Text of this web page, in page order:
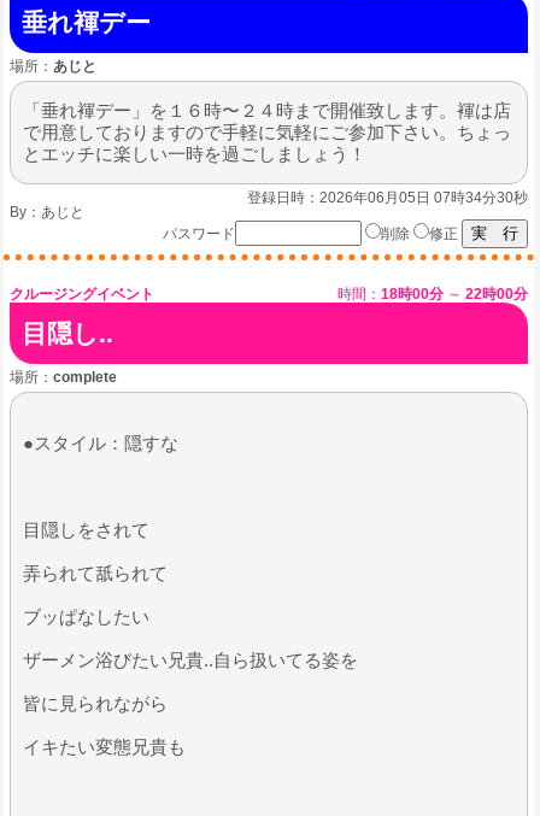
垂れ褌デー
場所： あじと
「垂れ褌デー」を１６時〜２４時まで開催致します。褌は店
で用意しておりますので手軽に気軽にご参加下さい。ちょっ
とエッチに楽しい一時を過ごしましょう！
登録日時：2026年06月05日 07時34分30秒
By： あじと
パスワード
削除 修正
クルージングイベント 時間： 18時00分 ～ 22時00分
目隠し..
場所： complete
●スタイル：隠すな
目隠しをされて
弄られて舐られて
ブッぱなしたい
ザーメン浴びたい兄貴..自ら扱いてる姿を
皆に見られながら
イキたい変態兄貴も